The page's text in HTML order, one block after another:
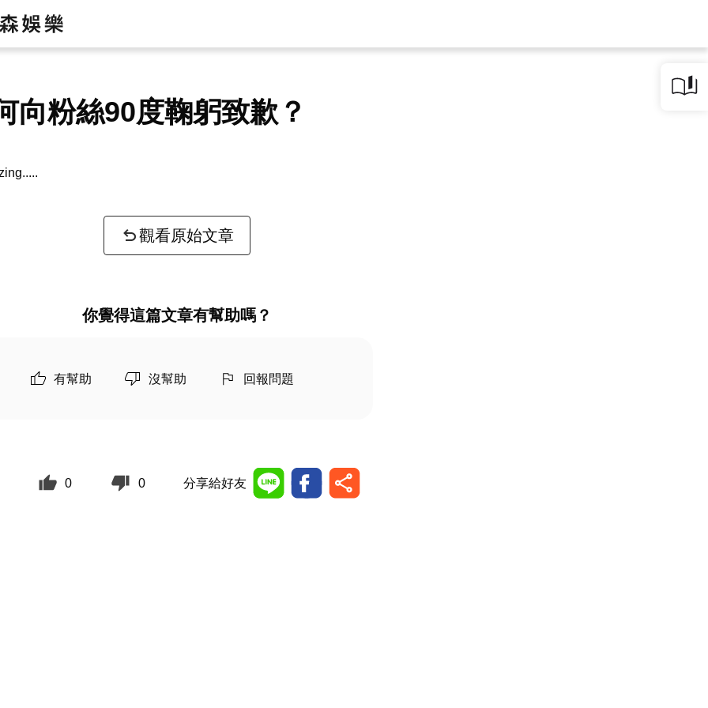
向粉絲90度鞠躬致歉？
觀看原始文章
你覺得這篇文章有幫助嗎？
有幫助 沒幫助 回報問題
0 0 分享給好友